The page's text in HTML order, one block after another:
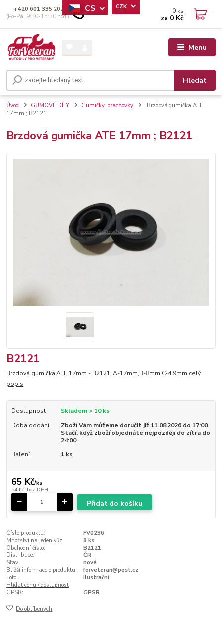
Menu
CS CZK
Hledat
+420 601 335 207
(Po-Pá, 9:30-15:30 hod.)
0 ks
za 0 Kč
Úvod GUMOVÉ DÍLY Gumičky, prachovky
Brzdová gumička ATE
17mm ; B2121
Brzdová gumička ATE 17mm ; B2121
B2121
Brzdová gumička ATE 17mm - B2121 A-17mm,B-8mm,C-4,9mm celý
popis
Dostupnost
Skladem > 10 ks
Doba dodání
Zboží Vám můžeme doručit již 11.08.2026 do 17:00.
Stačí, když zboží objednáte nejpozději do zítra do
24:00
Balení
1 ks
65 Kč/ks
54 Kč bez DPH
Přidat do košíku
Číslo produktu:
FV0236
Množství na jeden vůz:
8 ks
Obchodní číslo:
B2121
Distribuce:
ČR
Stav:
nové
Bližší informace o produktu:
forveteran@post.cz
Foto:
ilustrační
Hlídat cenu / dostupnost
GPSR:
GPSR
Do oblíbených